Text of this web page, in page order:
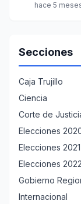
hace 5
Secciones
Caja Trujillo
Ciencia
Corte de
Elecciones
Elecciones 2021
Elecciones 2022
Gobierno
Internacional